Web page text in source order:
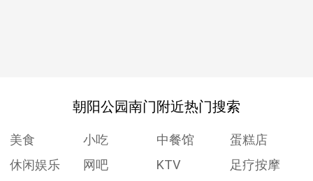
朝阳公园南门附近热门搜索
美食 小吃 中餐馆
蛋糕店
休闲娱乐
网吧 KTV
足疗按摩